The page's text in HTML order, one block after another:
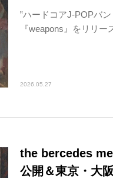
‟ハードコアJ-POPバ
『weapons』をリリ
2026.05.27
the bercedes
公開＆東京・大